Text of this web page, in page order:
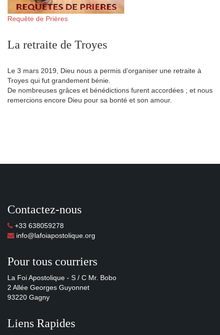
Requête de Prières
La retraite de Troyes
Le 3 mars 2019, Dieu nous a permis d’organiser une retraite à
Troyes qui fut grandement bénie.
De nombreuses grâces et bénédictions furent accordées ; et nous
remercions encore Dieu pour sa bonté et son amour.
Contactez-nous
+33 638059278
info@lafoiapostolique.org
Pour tous courriers
La Foi Apostolique - S / C Mr. Bobo
2 Allée Georges Guyonnet
93220 Gagny
Liens Rapides